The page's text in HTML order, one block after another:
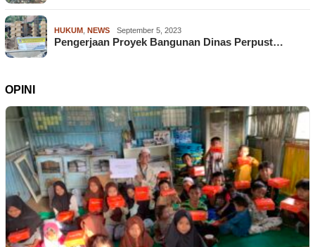
HUKUM NEWS September 5, 2023
Pengerjaan Proyek Bangunan Dinas Perpust…
OPINI